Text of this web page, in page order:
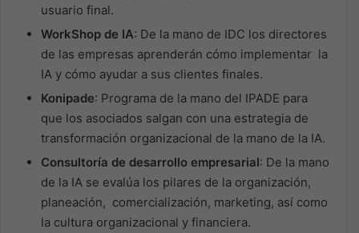
usuario final.
WorkShop de IA: De la mano de IDC los directores
de las empresas aprenderán cómo implementar la
IA y cómo ayudar a sus clientes finales.
Konipade: Programa de la mano del IPADE para
que los asociados salgan con una estrategia de
transformación organizacional de la mano de la IA.
Consultoría de desarrollo empresarial: De la mano
de la IA se evalúa los pilares de la organización,
planeación, comercialización, marketing, así como
la cultura organizacional y financiera.